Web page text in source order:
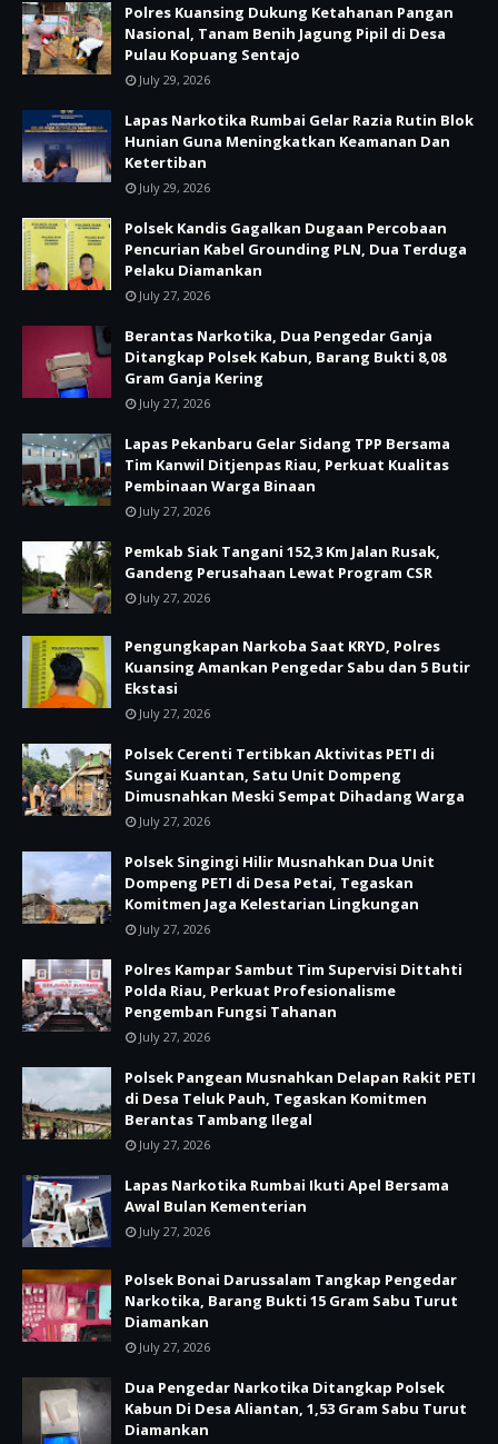
Polres Kuansing Dukung Ketahanan Pangan
Nasional, Tanam Benih Jagung Pipil di Desa
Pulau Kopuang Sentajo
July 29, 2026
Lapas Narkotika Rumbai Gelar Razia Rutin Blok
Hunian Guna Meningkatkan Keamanan Dan
Ketertiban
July 29, 2026
Polsek Kandis Gagalkan Dugaan Percobaan
Pencurian Kabel Grounding PLN, Dua Terduga
Pelaku Diamankan
July 27, 2026
Berantas Narkotika, Dua Pengedar Ganja
Ditangkap Polsek Kabun, Barang Bukti 8,08
Gram Ganja Kering
July 27, 2026
Lapas Pekanbaru Gelar Sidang TPP Bersama
Tim Kanwil Ditjenpas Riau, Perkuat Kualitas
Pembinaan Warga Binaan
July 27, 2026
Pemkab Siak Tangani 152,3 Km Jalan Rusak,
Gandeng Perusahaan Lewat Program CSR
July 27, 2026
Pengungkapan Narkoba Saat KRYD, Polres
Kuansing Amankan Pengedar Sabu dan 5 Butir
Ekstasi
July 27, 2026
Polsek Cerenti Tertibkan Aktivitas PETI di
Sungai Kuantan, Satu Unit Dompeng
Dimusnahkan Meski Sempat Dihadang Warga
July 27, 2026
Polsek Singingi Hilir Musnahkan Dua Unit
Dompeng PETI di Desa Petai, Tegaskan
Komitmen Jaga Kelestarian Lingkungan
July 27, 2026
Polres Kampar Sambut Tim Supervisi Dittahti
Polda Riau, Perkuat Profesionalisme
Pengemban Fungsi Tahanan
July 27, 2026
Polsek Pangean Musnahkan Delapan Rakit PETI
di Desa Teluk Pauh, Tegaskan Komitmen
Berantas Tambang Ilegal
July 27, 2026
Lapas Narkotika Rumbai Ikuti Apel Bersama
Awal Bulan Kementerian
July 27, 2026
Polsek Bonai Darussalam Tangkap Pengedar
Narkotika, Barang Bukti 15 Gram Sabu Turut
Diamankan
July 27, 2026
Dua Pengedar Narkotika Ditangkap Polsek
Kabun Di Desa Aliantan, 1,53 Gram Sabu Turut
Diamankan